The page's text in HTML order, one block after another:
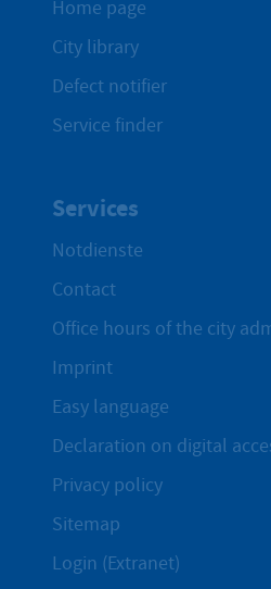
Home page
City library
Defect notifier
Service finder
Services
Notdienste
Contact
Office hours of the city
Imprint
Easy language
Declaration on digital
Privacy policy
Sitemap
Login (Extranet)